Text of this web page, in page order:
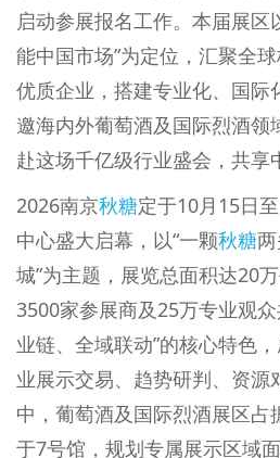
启动参展报名工作。本届展区
能中国市场”为定位，汇聚全
优质企业，搭建专业化、国际
邀海内外葡萄酒及国际烈酒领
赴这场千亿级行业盛会，共享
2026南京秋糖定于10月15日
中心盛大启幕，以“一颗秋糖两
城”为主题，展览总面积达20
3500家参展商及25万专业观
业链、全域联动”的核心特色
业展示交易、趋势研判、资源
中，葡萄酒及国际烈酒展区占
于7号馆，规划专属展示区域